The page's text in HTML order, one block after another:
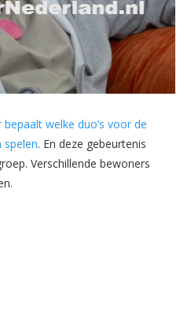
welke duo’s voor de
. En deze gebeurtenis
Verschillende bewoners